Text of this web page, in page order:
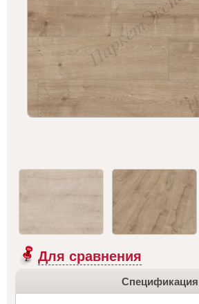
Для сравнения
Спецификация